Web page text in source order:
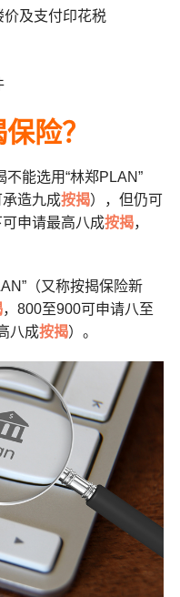
及支付印花税
险？
不能选用“林郑PLAN”
承造九成按揭），但仍可
申请最高八成按揭，
（又称按揭保险新
，800至900可申请八至
八成按揭）。